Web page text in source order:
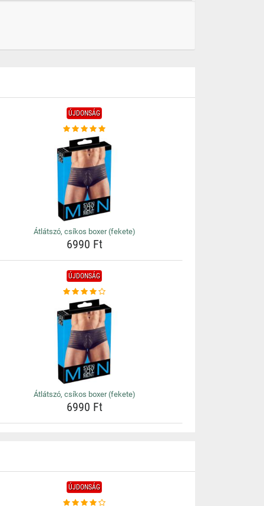
ÚJDONSÁG
Átlátszó, csíkos boxer (fekete)
6990 Ft
ÚJDONSÁG
Átlátszó, csíkos boxer (fekete)
6990 Ft
ÚJDONSÁG